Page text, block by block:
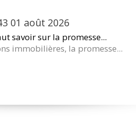
01 août 2026
savoir sur la promesse...
immobilières, la promesse...